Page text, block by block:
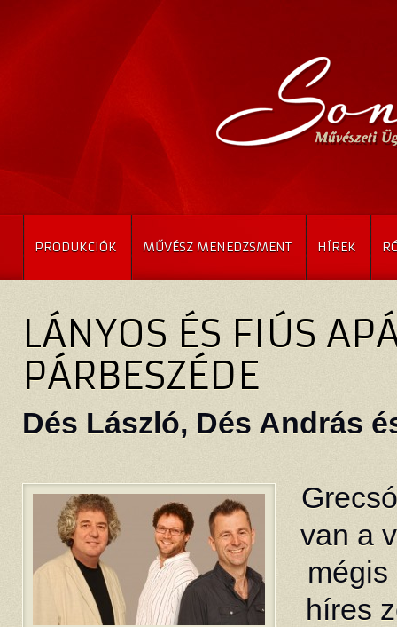
PRODUKCIÓK MŰVÉSZ MENEDZSMENT HÍREK
LÁNYOS ÉS FIÚS
PÁRBESZÉDE
Dés László, Dés András
van a
híres